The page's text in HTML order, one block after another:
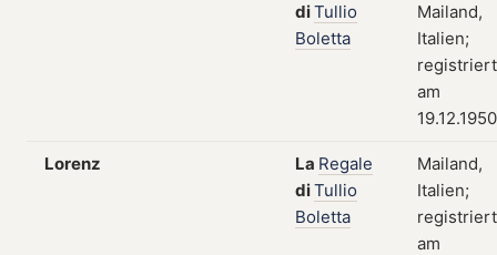
diTullio
Boletta
Mailand,
Italien;
registriert
am
19.12.1950
Lorenz La Regale
diTullio
Boletta
Mailand,
Italien;
registriert
am